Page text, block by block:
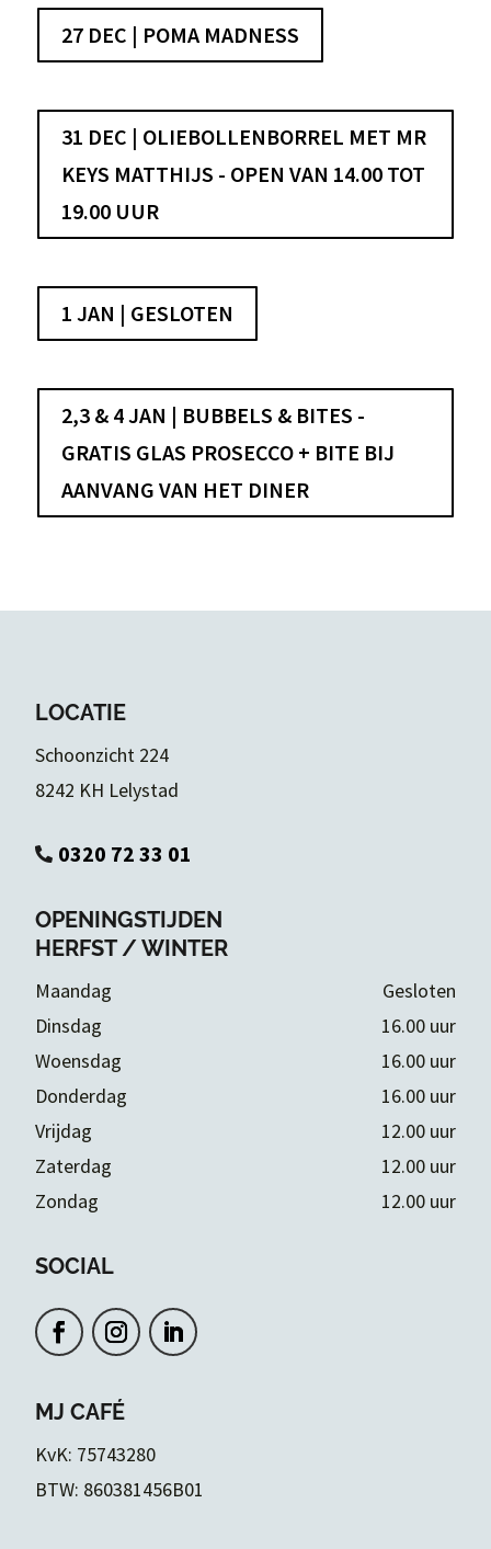
27 DEC | POMA MADNESS
31 DEC | OLIEBOLLENBORREL MET MR
KEYS MATTHIJS - OPEN VAN 14.00 TOT
19.00 UUR
1 JAN | GESLOTEN
2,3 & 4 JAN | BUBBELS & BITES -
GRATIS GLAS PROSECCO + BITE BIJ
AANVANG VAN HET DINER
LOCATIE
Schoonzicht 224
8242 KH Lelystad
 0320 72 33 01
OPENINGSTIJDEN
HERFST / WINTER
Maandag
Gesloten
Dinsdag
16.00 uur
Woensdag
16.00 uur
Donderdag
16.00 uur
Vrijdag
12.00 uur
Zaterdag
12.00 uur
Zondag
12.00 uur
SOCIAL
MJ CAFÉ
KvK: 75743280
BTW: 860381456B01